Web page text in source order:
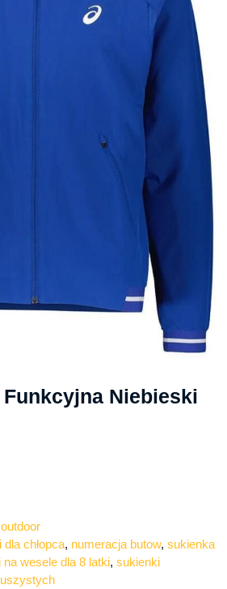
Niebieski
chłopca, numeracja butow, sukienka
na wesele dla 8 latki, sukienki